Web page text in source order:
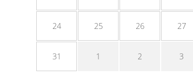
24 25 26 27
31 1 2 3